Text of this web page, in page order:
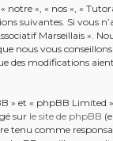
notre », « nos », «
suivantes. Si vous
Marseillais ».
nous vous
modifications
» et « phpBB Limited
sur le site de phpBB
tenu comme